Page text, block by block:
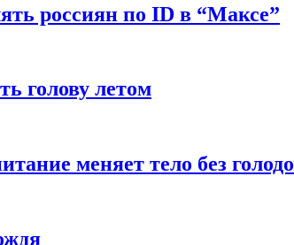
россиян по ID в “Максе”
голову летом
меняет тело без